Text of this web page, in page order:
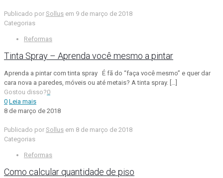
Publicado por Sollus em 9 de março de 2018
Categorias
Reformas
Tinta Spray – Aprenda você mesmo a pintar
Aprenda a pintar com tinta spray É fã do “faça você mesmo” e quer dar
cara nova a paredes, móveis ou até metais? A tinta spray. […]
Gostou disso?0
0 Leia mais
8 de março de 2018
Publicado por Sollus em 8 de março de 2018
Categorias
Reformas
Como calcular quantidade de piso